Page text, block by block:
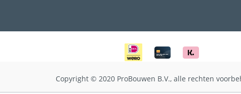
Copyright © 2020 ProBouwen B.V., alle rechten